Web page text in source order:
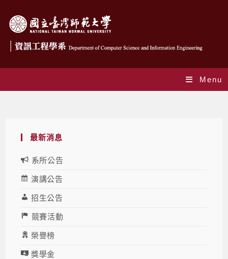
Menu
最新消息
系所公告
演講公告
招生公告
競賽活動
榮譽榜
獎學金